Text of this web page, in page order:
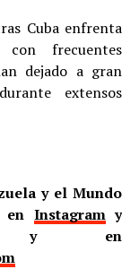
Cuba enfrenta
frecuentes
dejado a gran
extensos
y el Mundo
en Instagramy
en